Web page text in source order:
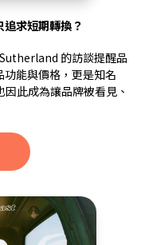
追求短期轉換？
的訪談提醒品
能與價格，更是知名
此成為讓品牌被看見、